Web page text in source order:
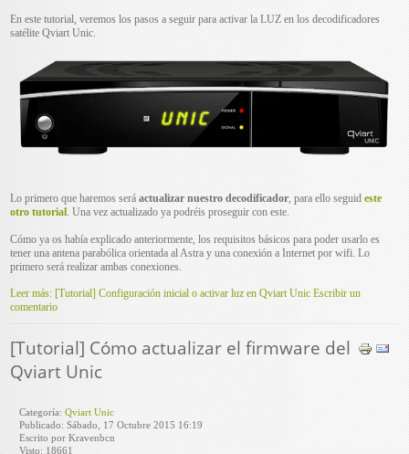
En este tutorial, veremos los pasos a seguir para activar la LUZ en los decodificadores
satélite Qviart Unic.
Lo primero que haremos seráactualizar nuestro decodificador, para ello seguideste
otro tutorial. Una vez actualizado ya podréis proseguir con este.
Cómo ya os había explicado anteriormente, los requisitos básicos para poder usarlo es
tener una antena parabólica orientada al Astra y una conexión a Internet por wifi. Lo
primero será realizar ambas conexiones.
Leer más: [Tutorial] Configuración inicial o activar luz en Qviart Unic Escribir un
comentario
[Tutorial] Cómo actualizar el firmware del
Qviart Unic
Categoría:Qviart Unic
Publicado: Sábado, 17 Octubre 2015 16:19
Escrito por Kravenbcn
Visto: 18661